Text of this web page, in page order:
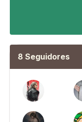
8 Seguidores